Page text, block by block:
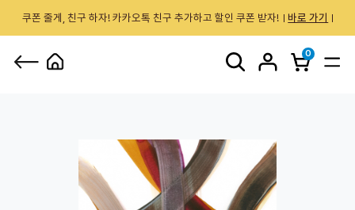
쿠폰 줄게, 친구 하자! 카카오톡 친구 추가하고 할인 쿠폰 받자! 바로 가기
0